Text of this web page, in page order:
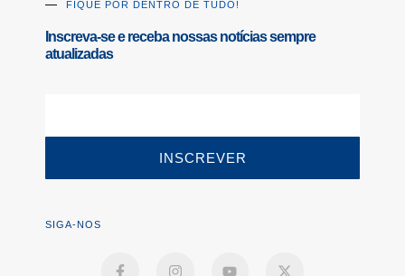
FIQUE POR DENTRO DE TUDO!
Inscreva-se e receba nossas notícias sempre
atualizadas
INSCREVER
SIGA-NOS